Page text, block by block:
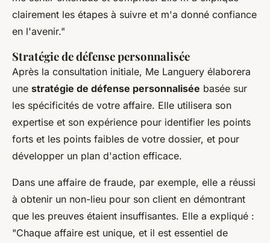
clairement les étapes à suivre et m'a donné confiance
en l'avenir."
Stratégie de défense personnalisée
Après la consultation initiale, Me Languery élaborera
une stratégie de défense personnalisée basée sur
les spécificités de votre affaire. Elle utilisera son
expertise et son expérience pour identifier les points
forts et les points faibles de votre dossier, et pour
développer un plan d'action efficace.
Dans une affaire de fraude, par exemple, elle a réussi
à obtenir un non-lieu pour son client en démontrant
que les preuves étaient insuffisantes. Elle a expliqué :
"Chaque affaire est unique, et il est essentiel de